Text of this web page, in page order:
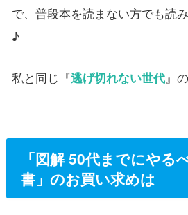
で、普段本を読まない方でも読
♪
私と同じ『逃げ切れない世代』
「図解 50代までにやる
書」のお買い求めは